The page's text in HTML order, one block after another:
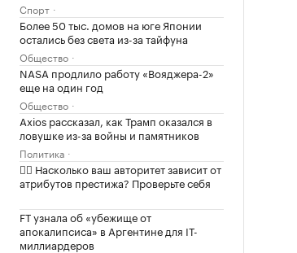
Спорт
Более 50 тыс. домов на юге Японии
остались без света из-за тайфуна
Общество
NASA продлило работу «Вояджера-2»
еще на один год
Общество
Axios рассказал, как Трамп оказался в
ловушке из-за войны и памятников
Политика
✍🏻 Насколько ваш авторитет зависит от
атрибутов престижа? Проверьте себя
FT узнала об «убежище от
апокалипсиса» в Аргентине для IT-
миллиардеров